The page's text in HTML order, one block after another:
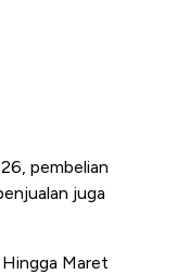
pembelian
juga
Maret